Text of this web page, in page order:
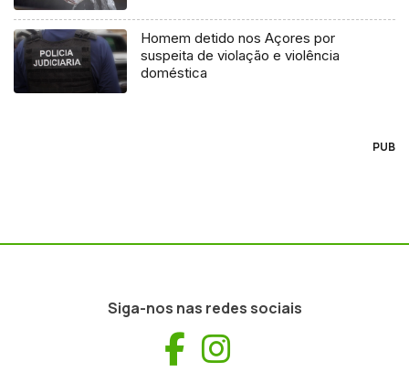
Homem detido nos Açores por
suspeita de violação e violência
doméstica
PUB
Siga-nos nas redes sociais
Facebook